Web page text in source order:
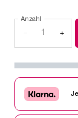
−
Anzahl
+